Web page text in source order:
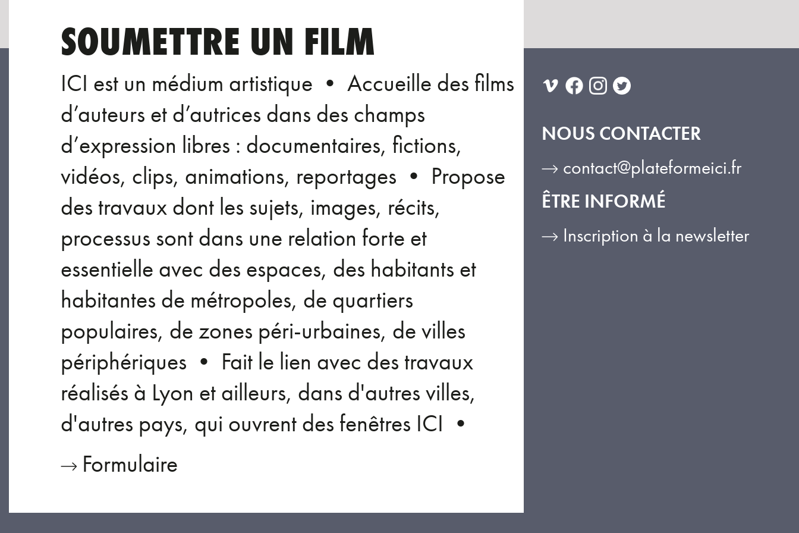
SOUMETTRE UN FILM
ICI est un médium artistique • Accueille des films
d’auteurs et d’autrices dans des champs
d’expression libres : documentaires, fictions,
vidéos, clips, animations, reportages • Propose
des travaux dont les sujets, images, récits,
processus sont dans une relation forte et
essentielle avec des espaces, des habitants et
habitantes de métropoles, de quartiers
populaires, de zones péri-urbaines, de villes
périphériques • Fait le lien avec des travaux
réalisés à Lyon et ailleurs, dans d'autres villes,
d'autres pays, qui ouvrent des fenêtres ICI •
Formulaire
NOUS CONTACTER
contact@plateformeici.fr
ÊTRE INFORMÉ
Inscription à la newsletter